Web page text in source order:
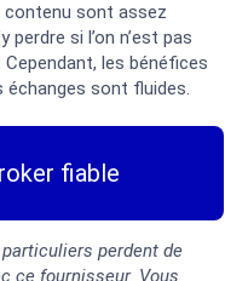
contenu sont assez
si l’on n’est pas
les bénéfices
sont fluides.
fiable
perdent de